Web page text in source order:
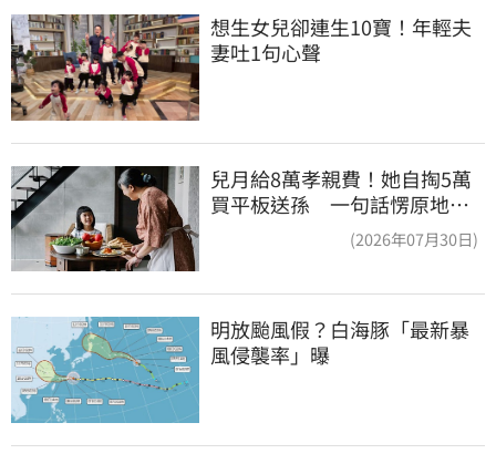
想生女兒卻連生10寶！年輕夫
妻吐1句心聲
兒月給8萬孝親費！她自掏5萬
買平板送孫 一句話愣原地
(2026年07月30日)
明放颱風假？白海豚「最新暴
風侵襲率」曝